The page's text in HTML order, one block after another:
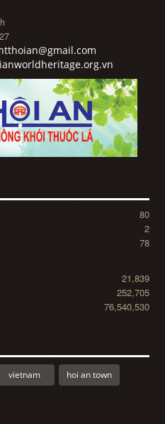
80
2
78
21,839
252,705
76,540,530
vietnam hoi an town